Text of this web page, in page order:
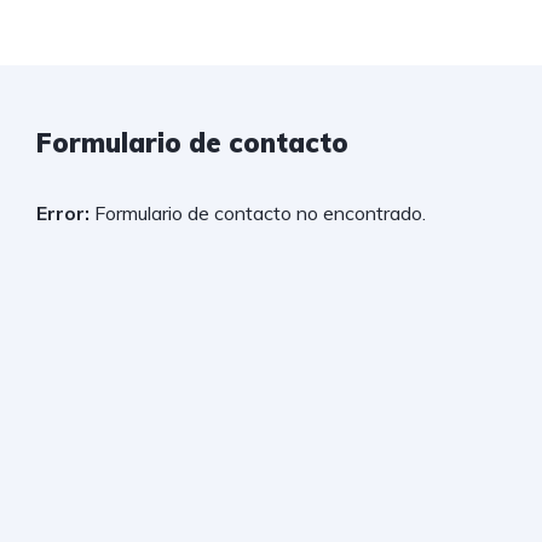
Formulario de contacto
Error: Formulario de contacto no encontrado.